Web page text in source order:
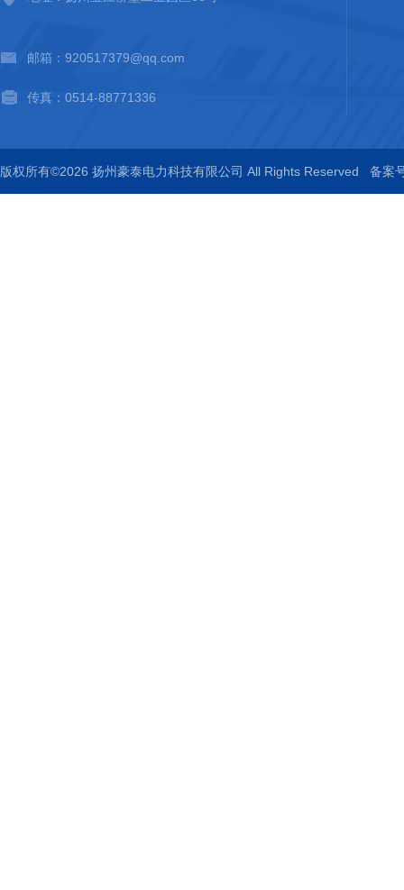
邮箱：920517379@qq.com
传真：0514-88771336
版权所有©2026 扬州豪泰电力科技有限公司 All Rights Reserved 备案